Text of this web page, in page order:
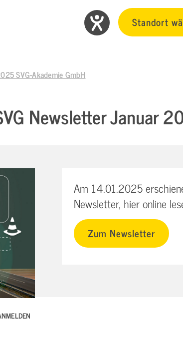
Standort
SVG-Akademie GmbH
Newsletter Januar
Am 14.01.2025
Newsletter, hier online
Zum Newsletter